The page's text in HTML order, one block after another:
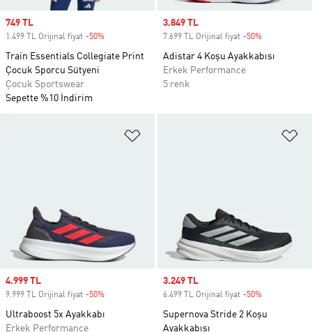
Sale price
749 TL
1.499 TL Orijinal fiyat -50%
Train Essentials Collegiate Print
Çocuk Sporcu Sütyeni
Çocuk Sportswear
Sepette %10 İndirim
Sale price
3.849 TL
7.699 TL Orijinal fiyat -50%
Adistar 4 Koşu Ayakkabısı
Erkek Performance
5 renk
Sale price
4.999 TL
9.999 TL Orijinal fiyat -50%
Ultraboost 5x Ayakkabı
Erkek Performance
Sale price
3.249 TL
6.499 TL Orijinal fiyat -50%
Supernova Stride 2 Koşu
Ayakkabısı